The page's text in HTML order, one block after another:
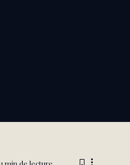
1 min de lecture